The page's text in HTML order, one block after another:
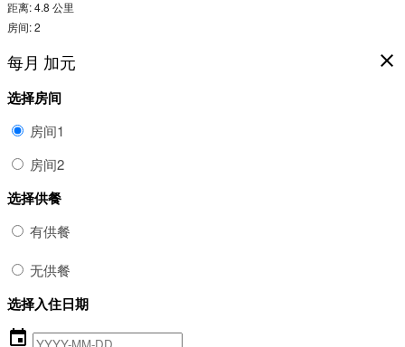
距离: 4.8 公里
房间: 2
close
每月 加元
选择房间
房间1
房间2
选择供餐
有供餐
无供餐
选择入住日期
event